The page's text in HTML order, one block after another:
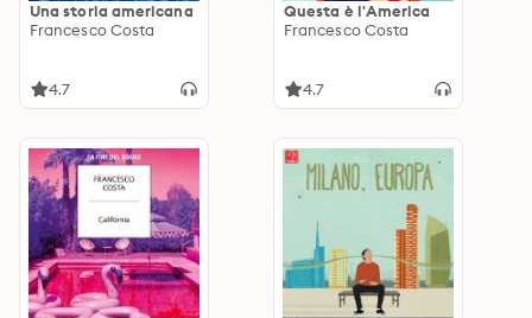
Una storia americana
Francesco Costa
4.7
Questa è l'America
Francesco Costa
4.7